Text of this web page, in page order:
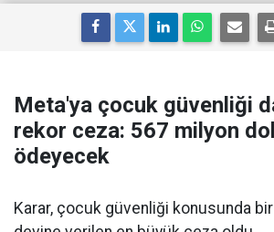
Meta'ya çocuk güvenliği
rekor ceza: 567 milyon
ödeyecek
Karar, çocuk güvenliği konusunda